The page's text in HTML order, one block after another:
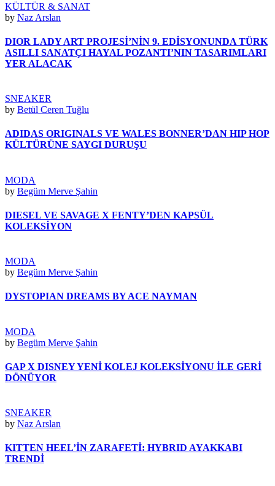
KÜLTÜR & SANAT
by Naz Arslan
DIOR LADY ART PROJESİ’NİN 9. EDİSYONUNDA TÜRK
ASILLI SANATÇI HAYAL POZANTI’NIN TASARIMLARI
YER ALACAK
SNEAKER
by Betül Ceren Tuğlu
ADIDAS ORIGINALS VE WALES BONNER’DAN HIP HOP
KÜLTÜRÜNE SAYGI DURUŞU
MODA
by Begüm Merve Şahin
DIESEL VE SAVAGE X FENTY’DEN KAPSÜL
KOLEKSİYON
MODA
by Begüm Merve Şahin
DYSTOPIAN DREAMS BY ACE NAYMAN
MODA
by Begüm Merve Şahin
GAP X DISNEY YENİ KOLEJ KOLEKSİYONU İLE GERİ
DÖNÜYOR
SNEAKER
by Naz Arslan
KITTEN HEEL’İN ZARAFETİ: HYBRID AYAKKABI
TRENDİ